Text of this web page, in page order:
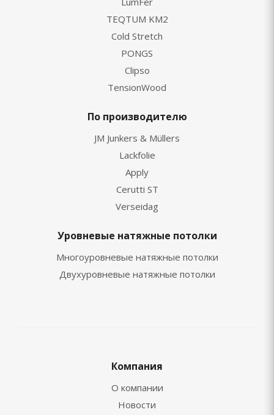
TEQTUM KM2
Cold Stretch
PONGS
Clipso
TensionWood
По производителю
JM Junkers & Müllers
Lackfolie
Apply
Cerutti ST
Verseidag
Уровневые натяжные потолки
Многоуровневые натяжные потолки
Двухуровневые натяжные потолки
Компания
О компании
Новости